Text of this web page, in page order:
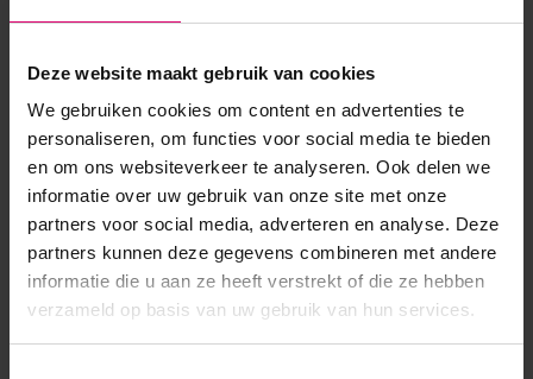
Deze website maakt gebruik van cookies
We gebruiken cookies om content en advertenties te
personaliseren, om functies voor social media te bieden
en om ons websiteverkeer te analyseren. Ook delen we
informatie over uw gebruik van onze site met onze
partners voor social media, adverteren en analyse. Deze
partners kunnen deze gegevens combineren met andere
informatie die u aan ze heeft verstrekt of die ze hebben
verzameld op basis van uw gebruik van hun services.
Product specificaties
Artikelnummer 53806
SKU 611027